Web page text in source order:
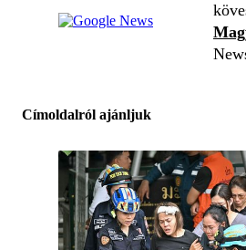
Címoldalról ajánljuk